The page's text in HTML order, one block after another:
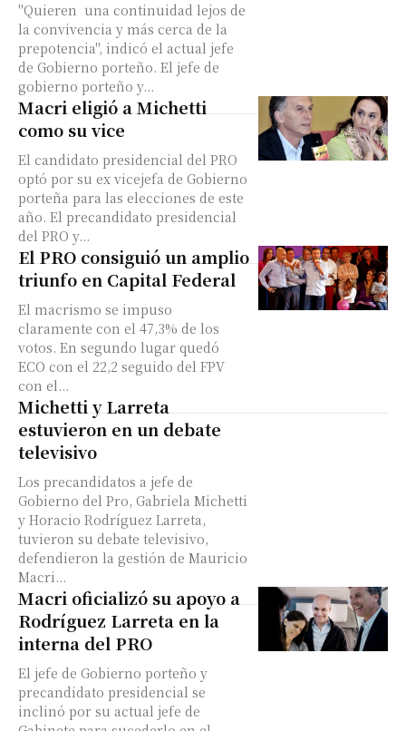
"Quieren una continuidad lejos de
la convivencia y más cerca de la
prepotencia", indicó el actual jefe
de Gobierno porteño. El jefe de
gobierno porteño y...
Macri eligió a Michetti
como su vice
El candidato presidencial del PRO
optó por su ex vicejefa de Gobierno
porteña para las elecciones de este
año. El precandidato presidencial
del PRO y...
El PRO consiguió un amplio
triunfo en Capital Federal
El macrismo se impuso
claramente con el 47,3% de los
votos. En segundo lugar quedó
ECO con el 22,2 seguido del FPV
con el...
Michetti y Larreta
estuvieron en un debate
televisivo
Los precandidatos a jefe de
Gobierno del Pro, Gabriela Michetti
y Horacio Rodríguez Larreta,
tuvieron su debate televisivo,
defendieron la gestión de Mauricio
Macri...
Macri oficializó su apoyo a
Rodríguez Larreta en la
interna del PRO
El jefe de Gobierno porteño y
precandidato presidencial se
inclinó por su actual jefe de